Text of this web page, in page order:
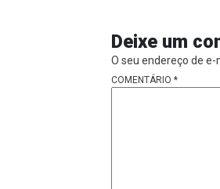
Deixe um
O seu endereço de
COMENTÁRIO *